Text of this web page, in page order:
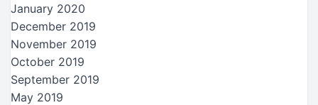
January 2020
December 2019
November 2019
October 2019
September 2019
May 2019